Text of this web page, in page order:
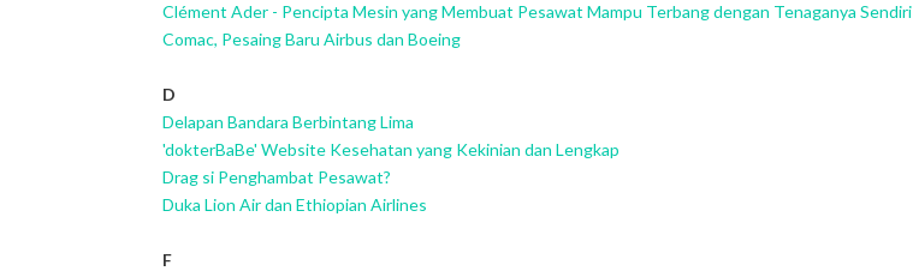
Clément Ader - Pencipta Mesin yang Membuat Pesawat Mampu Terbang dengan Tenaganya Sendiri
Comac, Pesaing Baru Airbus dan Boeing
D
Delapan Bandara Berbintang Lima
'dokterBaBe' Website Kesehatan yang Kekinian dan Lengkap
Drag si Penghambat Pesawat?
Duka Lion Air dan Ethiopian Airlines
F